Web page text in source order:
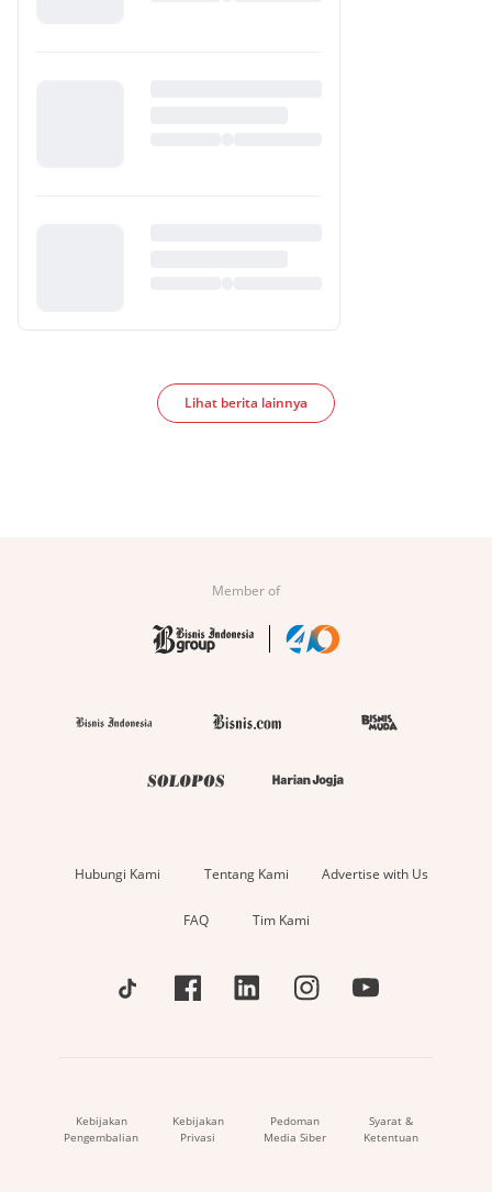
Lihat berita lainnya
Member of
Hubungi Kami Tentang Kami Advertise with Us
FAQ Tim Kami
Kebijakan
Pengembalian
Kebijakan
Privasi
Pedoman
Media Siber
Syarat &
Ketentuan